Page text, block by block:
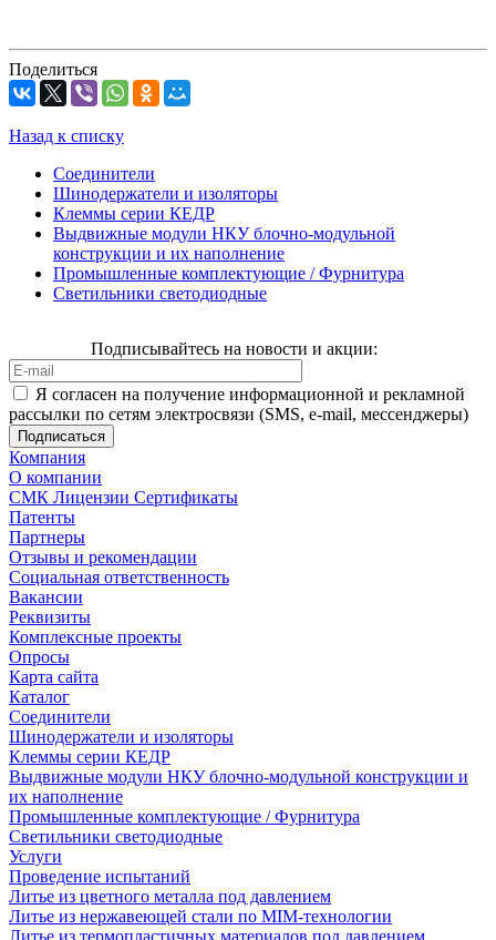
Поделиться
Назад к списку
Соединители
Шинодержатели и изоляторы
Клеммы серии КЕДР
Выдвижные модули НКУ блочно-модульной
конструкции и их наполнение
Промышленные комплектующие / Фурнитура
Светильники светодиодные
Подписывайтесь на новости и акции:
Я согласен на получение информационной и рекламной
рассылки по сетям электросвязи (SMS, e-mail, мессенджеры)
Компания
О компании
СМК Лицензии Сертификаты
Патенты
Партнеры
Отзывы и рекомендации
Социальная ответственность
Вакансии
Реквизиты
Комплексные проекты
Опросы
Карта сайта
Каталог
Соединители
Шинодержатели и изоляторы
Клеммы серии КЕДР
Выдвижные модули НКУ блочно-модульной конструкции и
их наполнение
Промышленные комплектующие / Фурнитура
Светильники светодиодные
Услуги
Проведение испытаний
Литье из цветного металла под давлением
Литье из нержавеющей стали по MIM-технологии
Литье из термопластичных материалов под давлением